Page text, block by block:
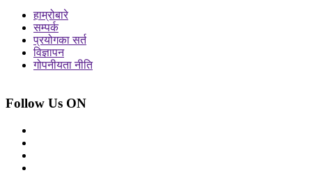
हाम्रोबारे
सम्पर्क
प्रयोगका सर्त
विज्ञापन
गोपनीयता नीति
Follow Us ON